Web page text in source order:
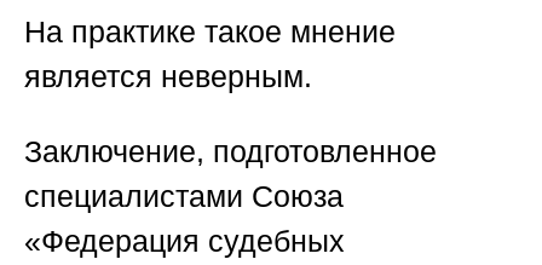
На практике такое мнение
является неверным.
Заключение, подготовленное
специалистами Союза
«Федерация судебных